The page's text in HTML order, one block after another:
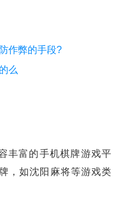
作弊的手段?
么
丰富的手机棋牌游戏平
，如沈阳麻将等游戏类